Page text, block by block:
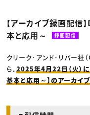
クリエイターインタビ
C＆R Magazine
ニュース・トレンド ト
Web
映像
広告
出版
CREATIVE VILLAGE
【アーカイブ録画配
本と応用～
録画配信
クリーク･アンド･リバー社
ら、2025年4月22日（火）
基本と応用～】のアーカイ